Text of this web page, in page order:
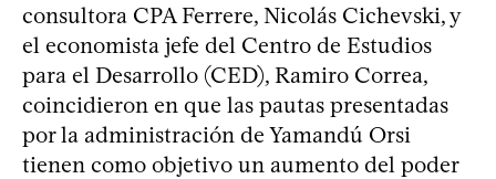
consultora CPA Ferrere, Nicolás Cichevski, y
el economista jefe del Centro de Estudios
para el Desarrollo (CED), Ramiro Correa,
coincidieron en que las pautas presentadas
por la administración de Yamandú Orsi
tienen como objetivo un aumento del poder